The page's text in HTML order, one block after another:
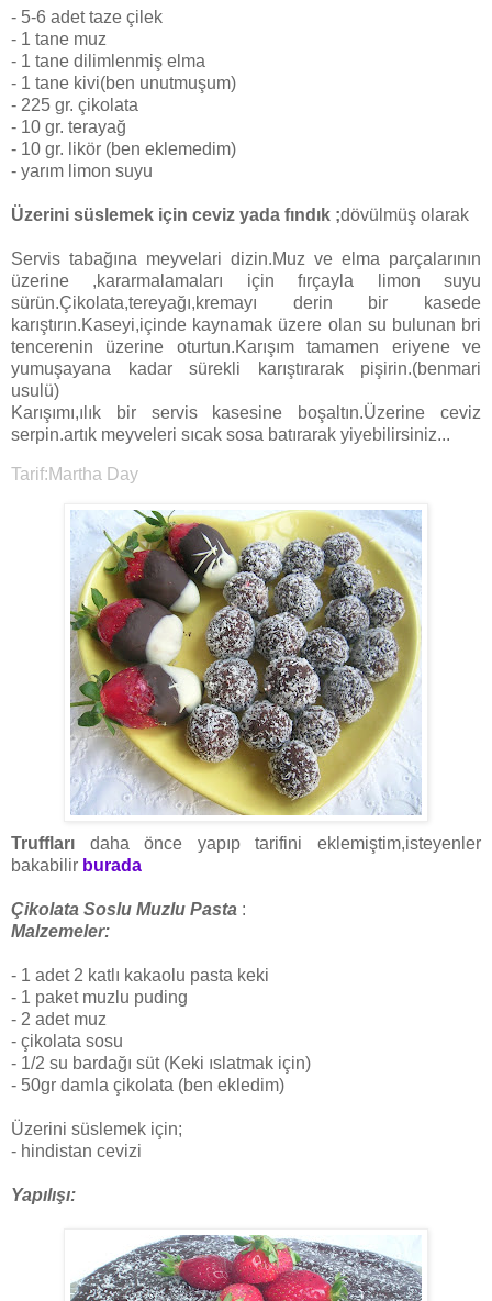
- 5-6 adet taze çilek
- 1 tane muz
- 1 tane dilimlenmiş elma
- 1 tane kivi(ben unutmuşum)
- 225 gr. çikolata
- 10 gr. terayağ
- 10 gr. likör (ben eklemedim)
- yarım limon suyu
Üzerini süslemek için ceviz yada fındık ;dövülmüş olarak
Servis tabağına meyvelari dizin.Muz ve elma parçalarının
üzerine ,kararmalamaları için fırçayla limon suyu
sürün.Çikolata,tereyağı,kremayı derin bir kasede
karıştırın.Kaseyi,içinde kaynamak üzere olan su bulunan bri
tencerenin üzerine oturtun.Karışım tamamen eriyene ve
yumuşayana kadar sürekli karıştırarak pişirin.(benmari
usulü)
Karışımı,ılık bir servis kasesine boşaltın.Üzerine ceviz
serpin.artık meyveleri sıcak sosa batırarak yiyebilirsiniz...
Tarif:Martha Day
Truffları daha önce yapıp tarifini eklemiştim,isteyenler
bakabilir burada
Çikolata Soslu Muzlu Pasta :
Malzemeler:
- 1 adet 2 katlı kakaolu pasta keki
- 1 paket muzlu puding
- 2 adet muz
- çikolata sosu
- 1/2 su bardağı süt (Keki ıslatmak için)
- 50gr damla çikolata (ben ekledim)
Üzerini süslemek için;
- hindistan cevizi
Yapılışı: